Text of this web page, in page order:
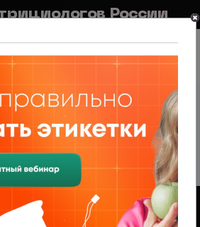
России
им. В.М. Горбатова"
7 тем • Страница из
продажам (B2B/B2C) в НЦПС